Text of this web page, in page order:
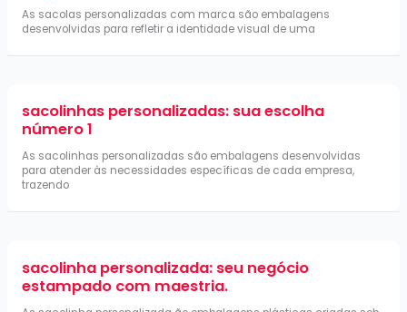
As sacolas personalizadas com marca são embalagens
desenvolvidas para refletir a identidade visual de uma
sacolinhas personalizadas: sua escolha
número 1
As sacolinhas personalizadas são embalagens desenvolvidas
para atender às necessidades específicas de cada empresa,
trazendo
sacolinha personalizada: seu negócio
estampado com maestria.